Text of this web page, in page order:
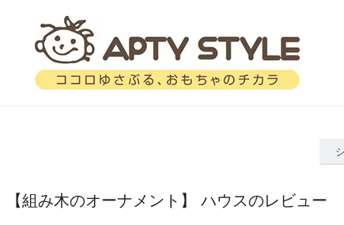
【組み木のオーナメント】 ハウスのレビュー